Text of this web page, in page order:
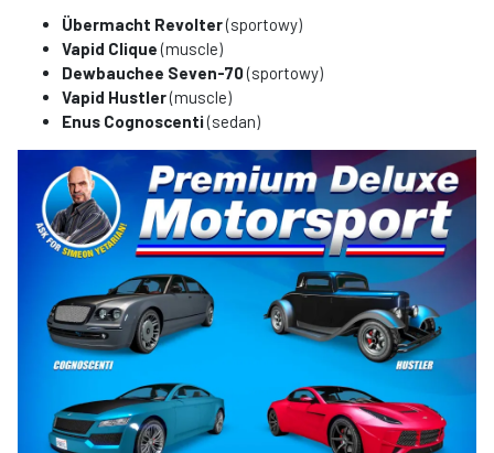
Übermacht Revolter(sportowy)
Vapid Clique(muscle)
Dewbauchee Seven-70(sportowy)
Vapid Hustler(muscle)
Enus Cognoscenti(sedan)